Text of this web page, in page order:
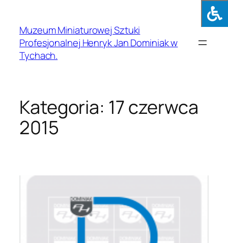
Muzeum Miniaturowej Sztuki
Profesjonalnej Henryk Jan Dominiak w
Tychach.
Kategoria: 17 czerwca
2015